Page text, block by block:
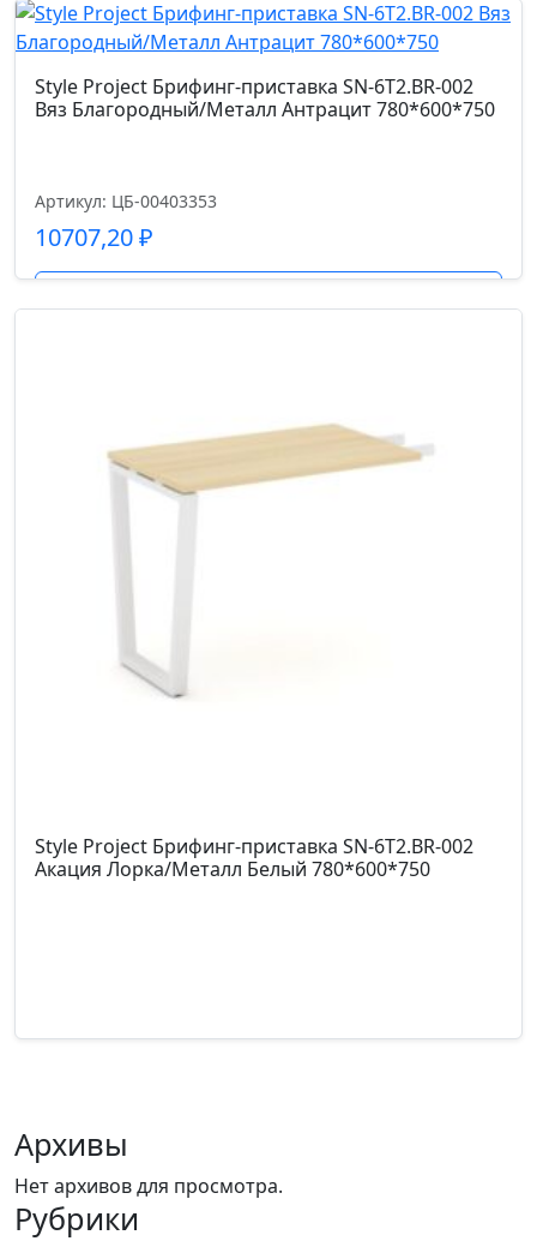
Style Project Брифинг-приставка SN-6T2.BR-002
Вяз Благородный/Металл Антрацит 780*600*750
Артикул: ЦБ-00403353
10707,20₽
Style Project Брифинг-приставка SN-6T2.BR-002
Акация Лорка/Металл Белый 780*600*750
Архивы
Нет архивов для просмотра.
Рубрики